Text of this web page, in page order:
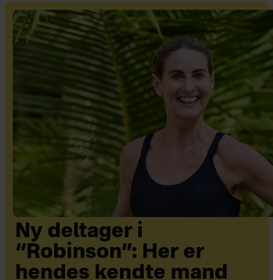
Ny deltager i
“Robinson”: Her er
hendes kendte mand